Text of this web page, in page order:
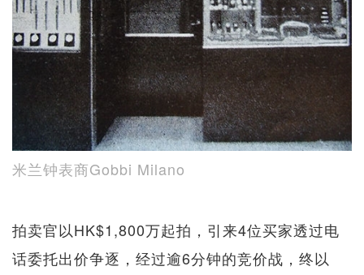
米兰钟表商Gobbi Milano
拍卖官以HK$1,800万起拍，引来4位买家透过电
话委托出价争逐，经过逾6分钟的竞价战，终以